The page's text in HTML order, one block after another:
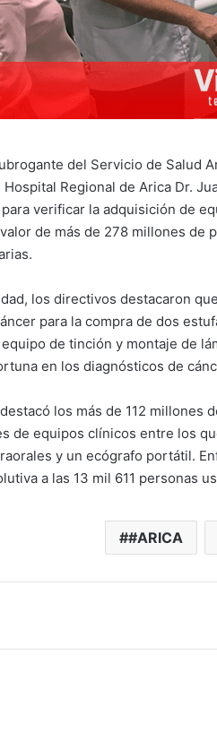
del Servicio de Salud
Regional de Arica Dr.
verificar la adquisición de
de más de 278 millones de
los directivos destacaron
para la compra de dos
de tinción y montaje de
en los diagnósticos de
los más de 112 millones
de equipos clínicos entre los
y un ecógrafo portátil.
a las 13 mil 611 personas
#ARICA